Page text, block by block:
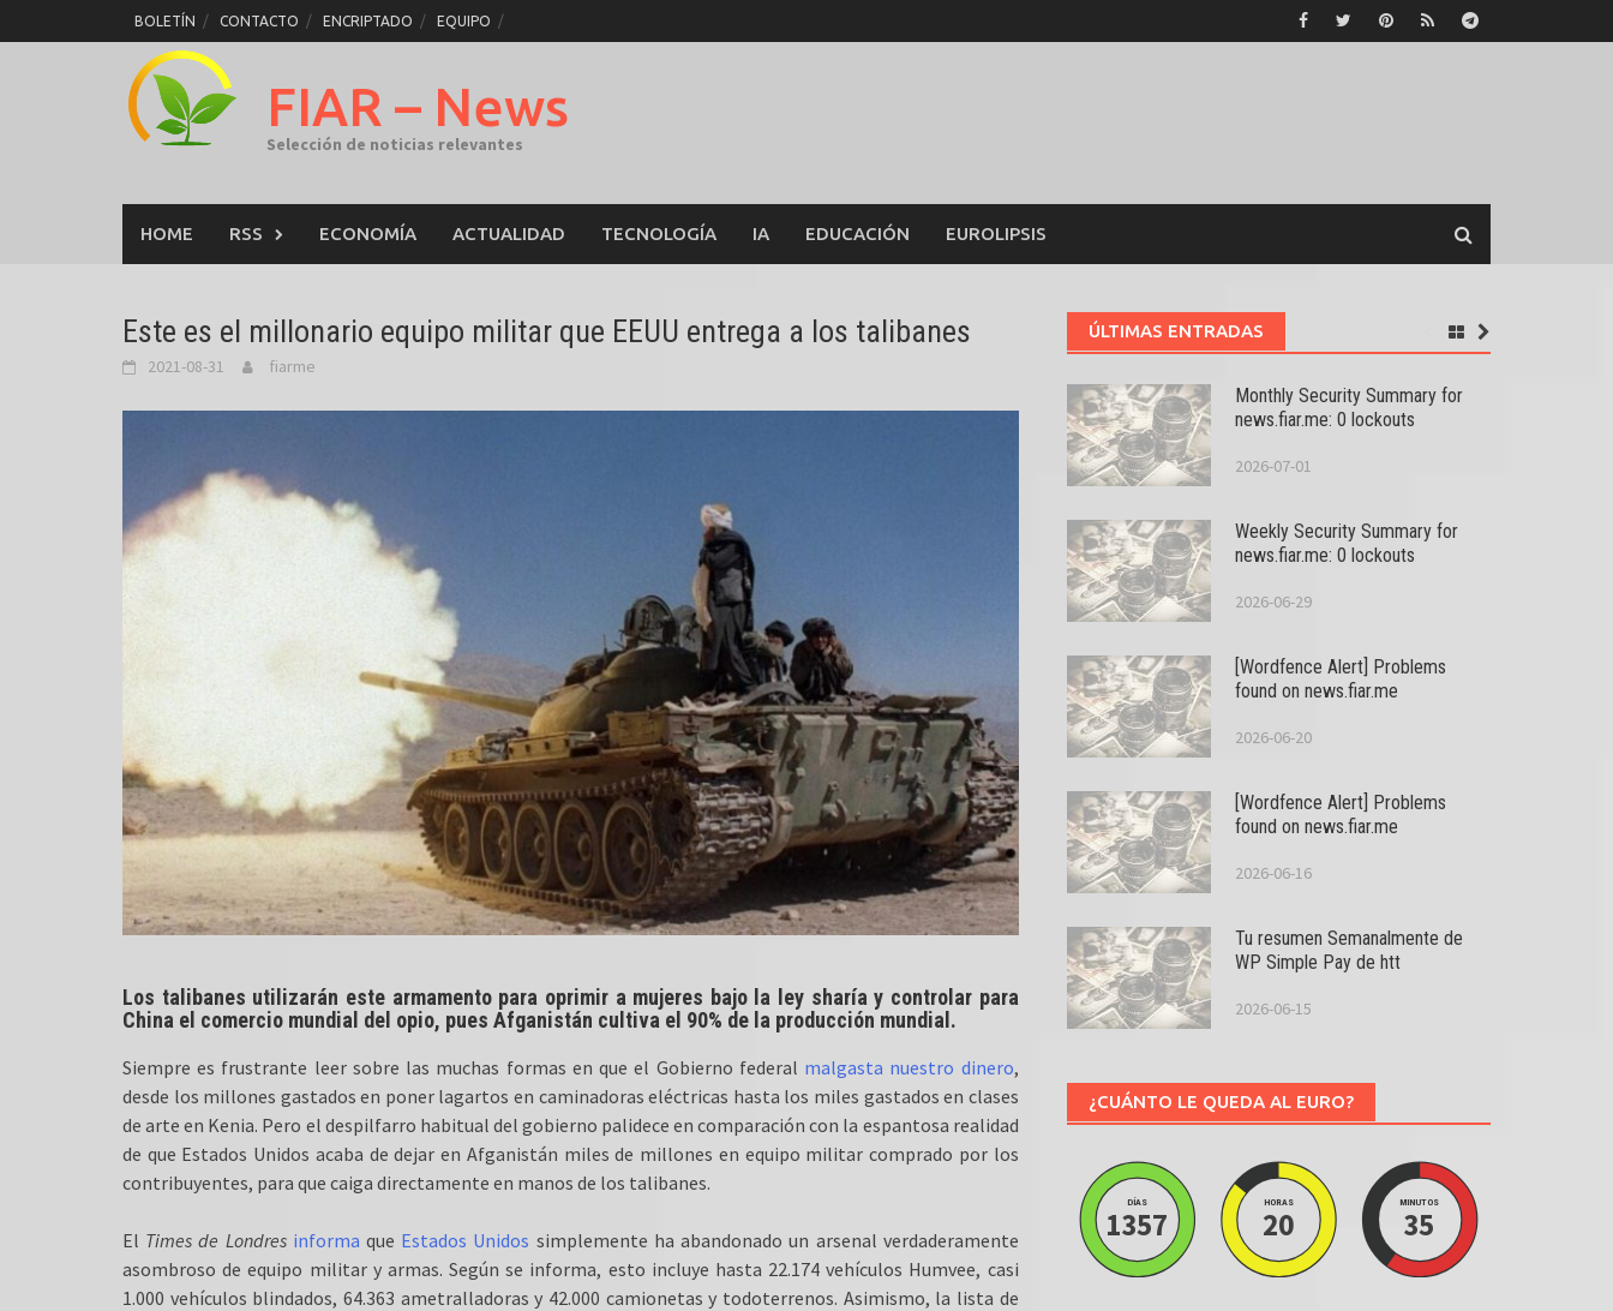
to
BOLETÍN CONTACTO ENCRIPTADO EQUIPO
FIAR – News
Selección de noticias relevantes
HOME RSS ECONOMÍA ACTUALIDAD TECNOLOGÍA IA EDUCACIÓN EUROLIPSIS
Este es el millonario equipo militar que EEUU entrega a los talibanes
2021-08-31 fiarme
Los talibanes utilizarán este armamento para oprimir a mujeres bajo la ley sharía y controlar para
China el comercio mundial del opio, pues Afganistán cultiva el 90% de la producción mundial.
Siempre es frustrante leer sobre las muchas formas en que el Gobierno federal malgasta nuestro dinero,
desde los millones gastados en poner lagartos en caminadoras eléctricas hasta los miles gastados en clases
de arte en Kenia. Pero el despilfarro habitual del gobierno palidece en comparación con la espantosa realidad
de que Estados Unidos acaba de dejar en Afganistán miles de millones en equipo militar comprado por los
contribuyentes, para que caiga directamente en manos de los talibanes.
El Times de Londres informa que Estados Unidos simplemente ha abandonado un arsenal verdaderamente
asombroso de equipo militar y armas. Según se informa, esto incluye hasta 22.174 vehículos Humvee, casi
1.000 vehículos blindados, 64.363 ametralladoras y 42.000 camionetas y todoterrenos. Asimismo, la lista de
ÚLTIMAS ENTRADAS
Monthly Security Summary for
news.fiar.me: 0 lockouts
2026-07-01
Weekly Security Summary for
news.fiar.me: 0 lockouts
2026-06-29
[Wordfence Alert] Problems
found on news.fiar.me
2026-06-20
[Wordfence Alert] Problems
found on news.fiar.me
2026-06-16
Tu resumen Semanalmente de
WP Simple Pay de htt
2026-06-15
¿CUÁNTO LE QUEDA AL EURO?
DÍAS
1357
HORAS
20
MINUTOS
35